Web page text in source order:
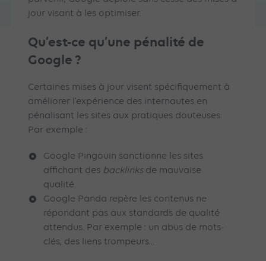
jour visant à les optimiser.
Qu’est-ce qu’une pénalité de
Google ?
Certaines mises à jour visent spécifiquement à
améliorer l’expérience des internautes en
pénalisant les sites aux pratiques douteuses.
Par exemple :
Google Pingouin sanctionne les sites
affichant des backlinks de mauvaise
qualité.
Google Panda repère les contenus ne
répondant pas aux standards de qualité
attendus. Par exemple : un abus de mots-
clés, des liens trompeurs…